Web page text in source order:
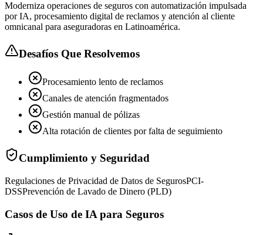
Moderniza operaciones de seguros con automatización impulsada
por IA, procesamiento digital de reclamos y atención al cliente
omnicanal para aseguradoras en Latinoamérica.
Desafíos Que Resolvemos
Procesamiento lento de reclamos
Canales de atención fragmentados
Gestión manual de pólizas
Alta rotación de clientes por falta de seguimiento
Cumplimiento y Seguridad
Regulaciones de Privacidad de Datos de SegurosPCI-
DSSPrevención de Lavado de Dinero (PLD)
Casos de Uso de IA para Seguros